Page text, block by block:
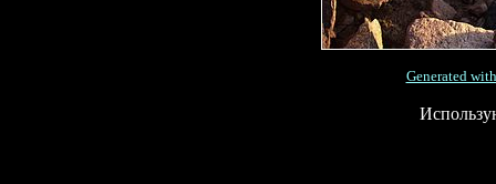
Generated